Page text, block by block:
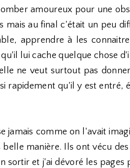
amoureux pour une
mais au final c'était un peu
apprendre à les
lui cache quelque chose
ne veut surtout pas
rapidement qu'il y est entré,
jamais comme on l'avait
manière. Ils ont vécu
sortir et j'ai dévoré les pages